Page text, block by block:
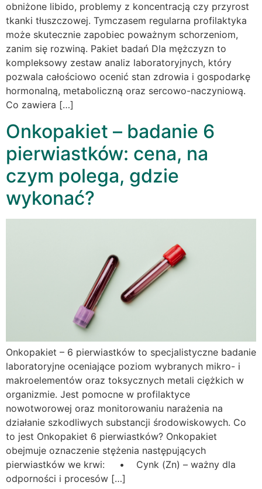
obniżone libido, problemy z koncentracją czy przyrost
tkanki tłuszczowej. Tymczasem regularna profilaktyka
może skutecznie zapobiec poważnym schorzeniom,
zanim się rozwiną. Pakiet badań Dla mężczyzn to
kompleksowy zestaw analiz laboratoryjnych, który
pozwala całościowo ocenić stan zdrowia i gospodarkę
hormonalną, metaboliczną oraz sercowo-naczyniową.
Co zawiera […]
Onkopakiet – badanie 6
pierwiastków: cena, na
czym polega, gdzie
wykonać?
Onkopakiet – 6 pierwiastków to specjalistyczne badanie
laboratoryjne oceniające poziom wybranych mikro- i
makroelementów oraz toksycznych metali ciężkich w
organizmie. Jest pomocne w profilaktyce
nowotworowej oraz monitorowaniu narażenia na
działanie szkodliwych substancji środowiskowych. Co
to jest Onkopakiet 6 pierwiastków? Onkopakiet
obejmuje oznaczenie stężenia następujących
pierwiastków we krwi: • Cynk (Zn) – ważny dla
odporności i procesów […]